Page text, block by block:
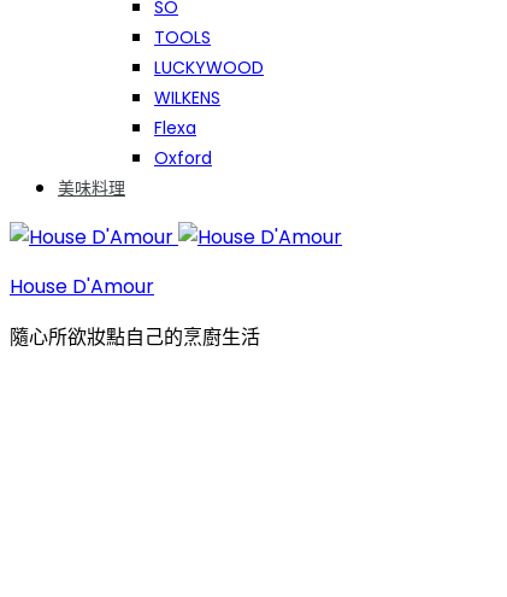
SO
TOOLS
LUCKYWOOD
WILKENS
Flexa
Oxford
美味料理
House D'Amour
隨心所欲妝點自己的烹廚生活